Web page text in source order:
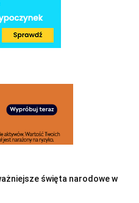
święta narodowe w